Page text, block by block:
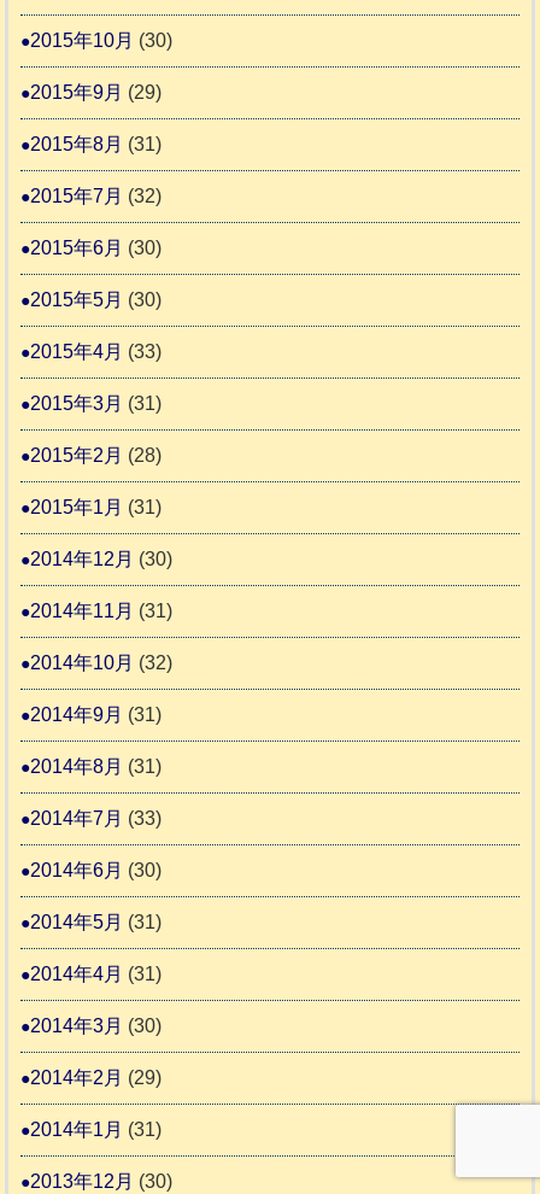
2015年10月 (30)
2015年9月 (29)
2015年8月 (31)
2015年7月 (32)
2015年6月 (30)
2015年5月 (30)
2015年4月 (33)
2015年3月 (31)
2015年2月 (28)
2015年1月 (31)
2014年12月 (30)
2014年11月 (31)
2014年10月 (32)
2014年9月 (31)
2014年8月 (31)
2014年7月 (33)
2014年6月 (30)
2014年5月 (31)
2014年4月 (31)
2014年3月 (30)
2014年2月 (29)
2014年1月 (31)
2013年12月 (30)